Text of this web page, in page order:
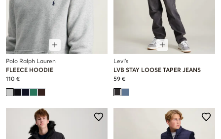
Polo Ralph Lauren
FLEECE HOODIE
110 €
Levi's
LVB STAY LOOSE TAPER JEANS
59 €